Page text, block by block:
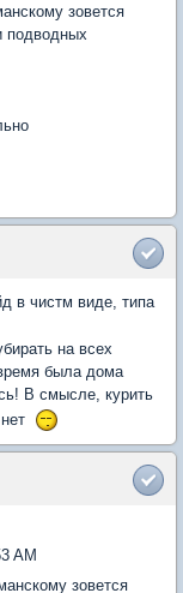
зовется
подводных
в чистм виде, типа
на всех
была дома
В смысле, курить
AM
зовется